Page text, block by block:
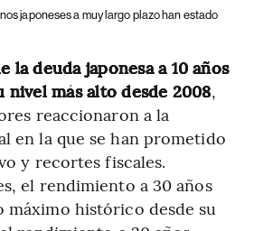
japoneses a muy largo plazo han estado
la deuda japonesa a 10 años
nivel más alto desde 2008,
reaccionaron a la
en la que se han prometido
y recortes fiscales.
el rendimiento a 30 años
máximo histórico desde su